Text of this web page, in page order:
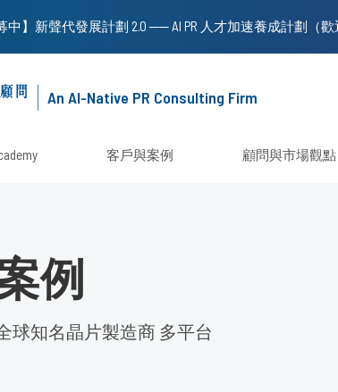
An AI-Native PR Consulting Firm
客戶與案例 顧問與市場觀點
例
全球知名晶片製造商 多平台